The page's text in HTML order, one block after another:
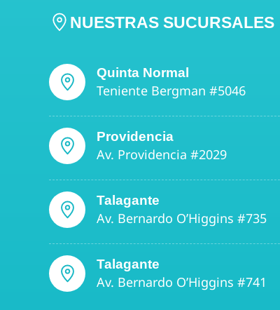
NUESTRAS SUCURSALES
Quinta Normal
Teniente Bergman #5046
Providencia
Av. Providencia #2029
Talagante
Av. Bernardo O’Higgins #735
Talagante
Av. Bernardo O’Higgins #741